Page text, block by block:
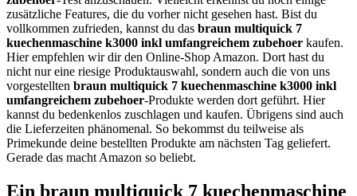
zusätzliche Features, die du vorher nicht gesehen hast. Bist du
vollkommen zufrieden, kannst du das braun multiquick 7
kuechenmaschine k3000 inkl umfangreichem zubehoer kaufen.
Hier empfehlen wir dir den Online-Shop Amazon. Dort hast du
nicht nur eine riesige Produktauswahl, sondern auch die von uns
vorgestellten braun multiquick 7 kuechenmaschine k3000 inkl
umfangreichem zubehoer-Produkte werden dort geführt. Hier
kannst du bedenkenlos zuschlagen und kaufen. Übrigens sind auch
die Lieferzeiten phänomenal. So bekommst du teilweise als
Primekunde deine bestellten Produkte am nächsten Tag geliefert.
Gerade das macht Amazon so beliebt.
Ein braun multiquick 7 kuechenmaschine